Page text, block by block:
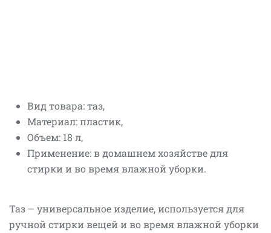
Вид товара: таз,
Материал: пластик,
Объем: 18 л,
Применение: в домашнем хозяйстве для
стирки и во время влажной уборки.
Таз – универсальное изделие, используется для
ручной стирки вещей и во время влажной уборки